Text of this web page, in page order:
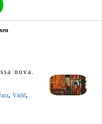
nova.
, Värld,